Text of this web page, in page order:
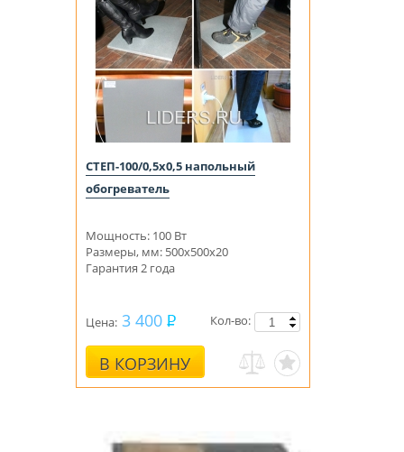
СТЕП-100/0,5х0,5 напольный
обогреватель
Мощность: 100 Вт
Размеры, мм: 500x500x20
Гарантия 2 года
Цена: 3 400
В КОРЗИНУ
Кол-во: